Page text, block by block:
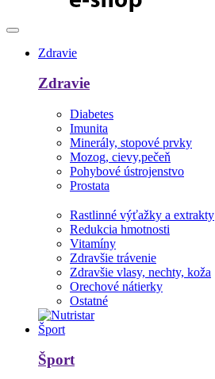
Zdravie
Zdravie
Diabetes
Imunita
Minerály, stopové prvky
Mozog, cievy,pečeň
Pohybové ústrojenstvo
Prostata
Rastlinné výťažky a extrakty
Redukcia hmotnosti
Vitamíny
Zdravšie trávenie
Zdravšie vlasy, nechty, koža
Orechové nátierky
Ostatné
Šport
Šport